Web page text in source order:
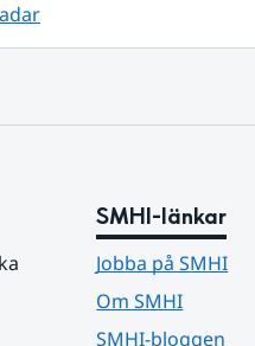
SMHI-länkar
Jobba på SMHI
Om SMHI
SMHI-bloggen